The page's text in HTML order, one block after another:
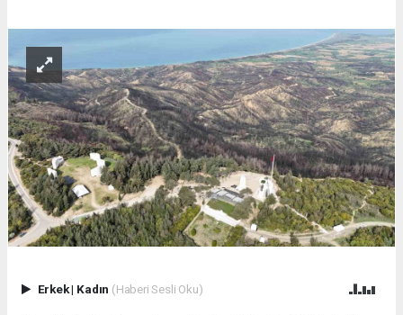
Erkek| Kadın (Haberi Sesli Oku)